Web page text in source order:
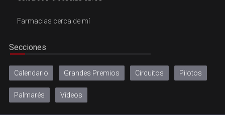
Farmacias cerca de mí
Secciones
Calendario Grandes Premios Circuitos Pilotos
Palmarés Vídeos